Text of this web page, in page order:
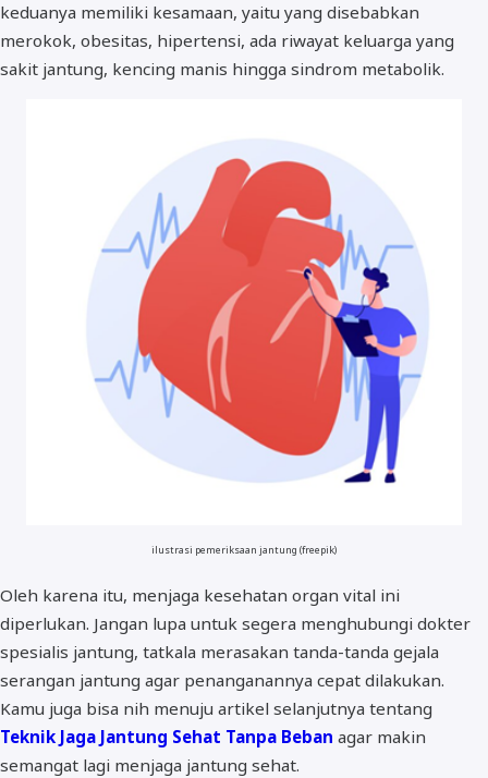
keduanya memiliki kesamaan, yaitu yang disebabkan
merokok, obesitas, hipertensi, ada riwayat keluarga yang
sakit jantung, kencing manis hingga sindrom metabolik.
ilustrasi pemeriksaan jantung (freepik)
Oleh karena itu, menjaga kesehatan organ vital ini
diperlukan. Jangan lupa untuk segera menghubungi dokter
spesialis jantung, tatkala merasakan tanda-tanda gejala
serangan jantung agar penanganannya cepat dilakukan.
Kamu juga bisa nih menuju artikel selanjutnya tentang
Teknik Jaga Jantung Sehat Tanpa Beban agar makin
semangat lagi menjaga jantung sehat.